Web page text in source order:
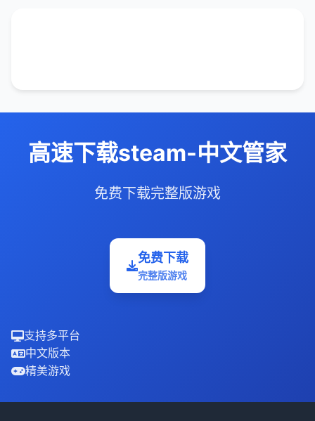
高速下载steam-中文管家
免费下载完整版游戏
免费下载
完整版游戏
支持多平台
中文版本
精美游戏